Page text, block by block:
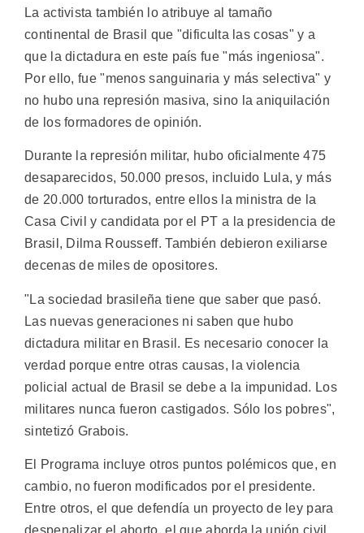
La activista también lo atribuye al tamaño
continental de Brasil que "dificulta las cosas" y a
que la dictadura en este país fue "más ingeniosa".
Por ello, fue "menos sanguinaria y más selectiva" y
no hubo una represión masiva, sino la aniquilación
de los formadores de opinión.
Durante la represión militar, hubo oficialmente 475
desaparecidos, 50.000 presos, incluido Lula, y más
de 20.000 torturados, entre ellos la ministra de la
Casa Civil y candidata por el PT a la presidencia de
Brasil, Dilma Rousseff. También debieron exiliarse
decenas de miles de opositores.
"La sociedad brasileña tiene que saber que pasó.
Las nuevas generaciones ni saben que hubo
dictadura militar en Brasil. Es necesario conocer la
verdad porque entre otras causas, la violencia
policial actual de Brasil se debe a la impunidad. Los
militares nunca fueron castigados. Sólo los pobres",
sintetizó Grabois.
El Programa incluye otros puntos polémicos que, en
cambio, no fueron modificados por el presidente.
Entre otros, el que defendía un proyecto de ley para
despenalizar el aborto, el que aborda la unión civil